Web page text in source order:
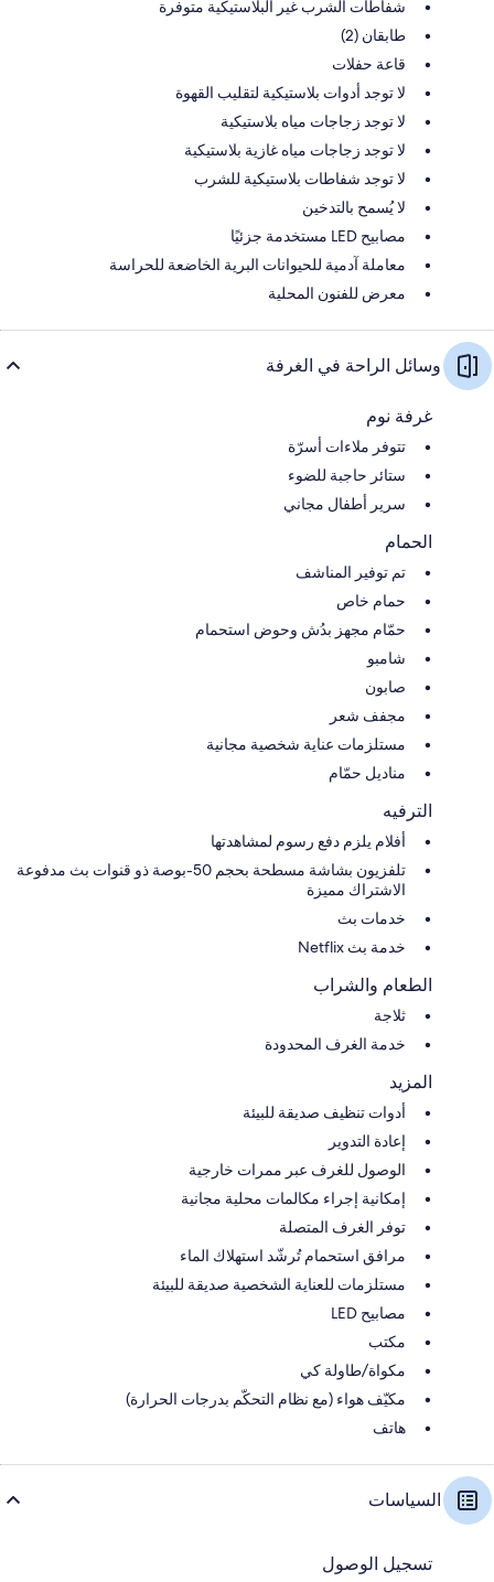
شفاطات الشرب غير البلاستيكية متوفرة
طابقان (2)
قاعة حفلات
لا توجد أدوات بلاستيكية لتقليب القهوة
لا توجد زجاجات مياه بلاستيكية
لا توجد زجاجات مياه غازية بلاستيكية
لا توجد شفاطات بلاستيكية للشرب
لا يُسمح بالتدخين
مصابيح LED مستخدمة جزئيًا
معاملة آدمية للحيوانات البرية الخاضعة للحراسة
معرض للفنون المحلية
وسائل الراحة في الغرفة
غرفة نوم
تتوفر ملاءات أسرّة
ستائر حاجبة للضوء
سرير أطفال مجاني
الحمام
تم توفير المناشف
حمام خاص
حمّام مجهز بدُش وحوض استحمام
شامبو
صابون
مجفف شعر
مستلزمات عناية شخصية مجانية
مناديل حمّام
الترفيه
أفلام يلزم دفع رسوم لمشاهدتها
تلفزيون بشاشة مسطحة بحجم 50-بوصة ذو قنوات بث مدفوعة
الاشتراك مميزة
خدمات بث
خدمة بث Netflix
الطعام والشراب
ثلاجة
خدمة الغرف المحدودة
المزيد
أدوات تنظيف صديقة للبيئة
إعادة التدوير
الوصول للغرف عبر ممرات خارجية
إمكانية إجراء مكالمات محلية مجانية
توفر الغرف المتصلة
مرافق استحمام تُرشّد استهلاك الماء
مستلزمات للعناية الشخصية صديقة للبيئة
مصابيح LED
مكتب
مكواة/طاولة كي
مكيّف هواء (مع نظام التحكّم بدرجات الحرارة)
هاتف
السياسات
تسجيل الوصول